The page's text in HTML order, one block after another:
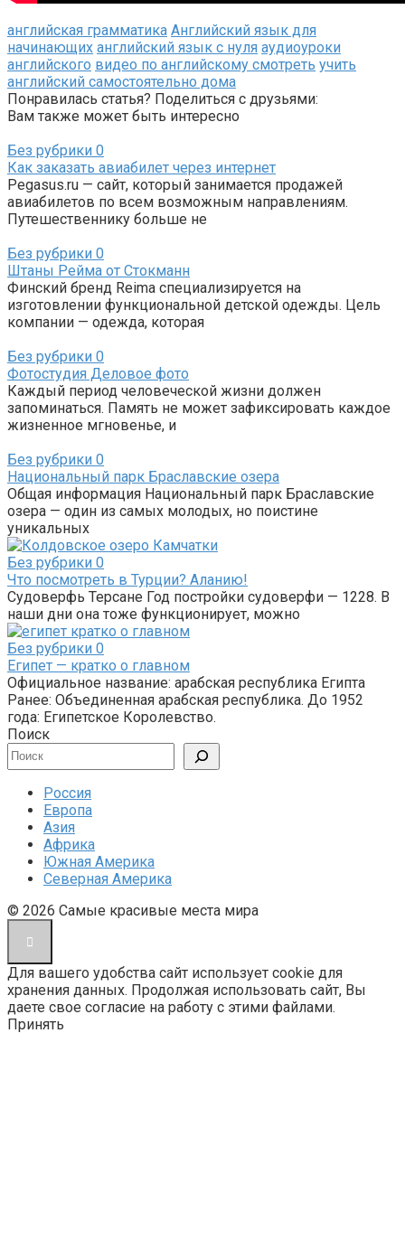
английская грамматика Английский язык для
начинающих английский язык с нуля аудиоуроки
английского видео по английскому смотреть учить
английский самостоятельно дома
Понравилась статья? Поделиться с друзьями:
Вам также может быть интересно
Без рубрики 0
Как заказать авиабилет через интернет
Pegasus.ru — сайт, который занимается продажей
авиабилетов по всем возможным направлениям.
Путешественнику больше не
Без рубрики 0
Штаны Рейма от Стокманн
Финский бренд Reima специализируется на
изготовлении функциональной детской одежды. Цель
компании — одежда, которая
Без рубрики 0
Фотостудия Деловое фото
Каждый период человеческой жизни должен
запоминаться. Память не может зафиксировать каждое
жизненное мгновенье, и
Без рубрики 0
Национальный парк Браславские озера
Общая информация Национальный парк Браславские
озера — один из самых молодых, но поистине
уникальных
Без рубрики 0
Что посмотреть в Турции? Аланию!
Судоверфь Терсане Год постройки судоверфи — 1228. В
наши дни она тоже функционирует, можно
Без рубрики 0
Египет — кратко о главном
Официальное название: арабская республика Египта
Ранее: Объединенная арабская республика. До 1952
года: Египетское Королевство.
Поиск
Россия
Европа
Азия
Африка
Южная Америка
Северная Америка
© 2026 Cамые красивые места мира
Для вашего удобства сайт использует cookie для
хранения данных. Продолжая использовать сайт, Вы
даете свое согласие на работу с этими файлами.
Принять